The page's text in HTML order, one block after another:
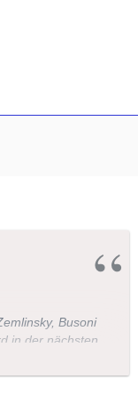
Busoni
in der nächsten
die Bühne